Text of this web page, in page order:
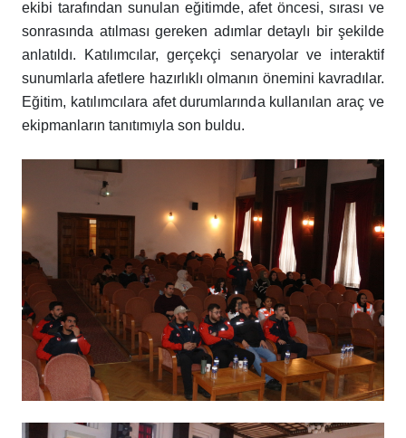
ekibi tarafından sunulan eğitimde, afet öncesi, sırası ve
sonrasında atılması gereken adımlar detaylı bir şekilde
anlatıldı. Katılımcılar, gerçekçi senaryolar ve interaktif
sunumlarla afetlere hazırlıklı olmanın önemini kavradılar.
Eğitim, katılımcılara afet durumlarında kullanılan araç ve
ekipmanların tanıtımıyla son buldu.